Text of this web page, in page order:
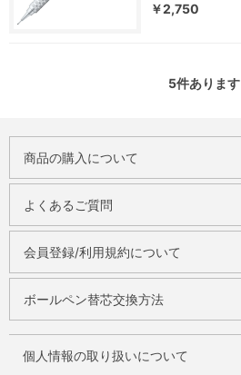
￥2,750
5件あります
商品の購入について
よくあるご質問
会員登録/利用規約について
ボールペン替芯交換方法
個人情報の取り扱いについて